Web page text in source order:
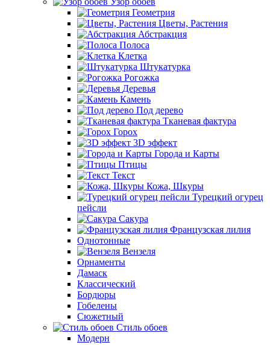
Геометрия
Цветы, Растения
Абстракция
Полоса
Клетка
Штукатурка
Рогожка
Деревья
Камень
Под дерево
Тканевая фактура
Горох
3D эффект
Города и Карты
Птицы
Текст
Кожа, Шкуры
Турецкий огурец
пейсли
Сакура
Французская лилия
Однотонные
Вензеля
Орнаменты
Дамаск
Классический
Бордюры
Гобелены
Сюжетный
Стиль обоев
Модерн